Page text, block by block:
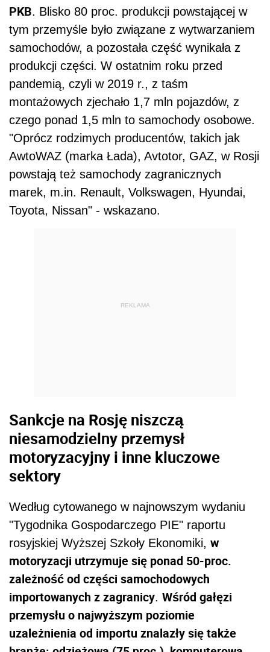
PKB. Blisko 80 proc. produkcji powstającej w
tym przemyśle było związane z wytwarzaniem
samochodów, a pozostała część wynikała z
produkcji części. W ostatnim roku przed
pandemią, czyli w 2019 r., z taśm
montażowych zjechało 1,7 mln pojazdów, z
czego ponad 1,5 mln to samochody osobowe.
"Oprócz rodzimych producentów, takich jak
AwtoWAZ (marka Łada), Avtotor, GAZ, w Rosji
powstają też samochody zagranicznych
marek, m.in. Renault, Volkswagen, Hyundai,
Toyota, Nissan" - wskazano.
REKLAMA
Sankcje na Rosję niszczą
niesamodzielny przemysł
motoryzacyjny i inne kluczowe
sektory
Według cytowanego w najnowszym wydaniu
"Tygodnika Gospodarczego PIE" raportu
rosyjskiej Wyższej Szkoły Ekonomiki, w
motoryzacji utrzymuje się ponad 50-proc.
zależność od części samochodowych
importowanych z zagranicy. Wśród gałęzi
przemysłu o najwyższym poziomie
uzależnienia od importu znalazły się także